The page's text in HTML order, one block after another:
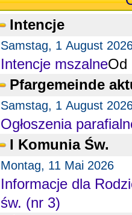
Intencje
Samstag, 1 August
Intencje mszalneOd
Pfargemeinde
Samstag, 1 August
Ogłoszenia
I Komunia Św.
Montag, 11 Mai 2026
Informacje dla
św. (nr 3)